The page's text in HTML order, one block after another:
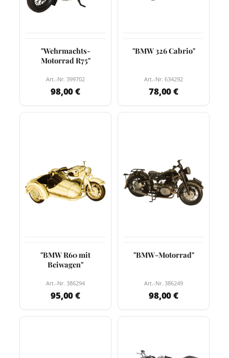
"Wehrmachts-
Motorrad R75"
Art.-Nr. 399702
98,00 €
"BMW 326 Cabrio"
Art.-Nr. 634292
78,00 €
"BMW R60 mit
Beiwagen"
Art.-Nr. 386294
95,00 €
"BMW-Motorrad"
Art.-Nr. 386249
98,00 €